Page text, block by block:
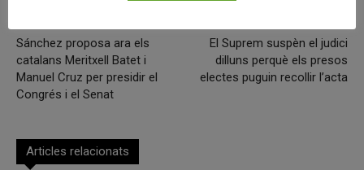
Sánchez proposa ara els
catalans Meritxell Batet i
Manuel Cruz per presidir el
Congrés i el Senat
El Suprem suspèn el judici
dilluns perquè els presos
electes puguin recollir l’acta
Articles relacionats